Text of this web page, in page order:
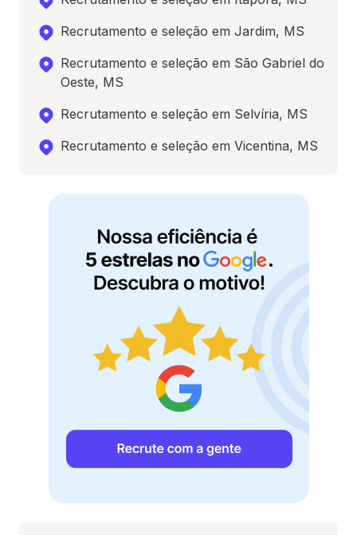
Recrutamento e seleção em Jardim, MS
Recrutamento e seleção em São Gabriel do
Oeste, MS
Recrutamento e seleção em Selvíria, MS
Recrutamento e seleção em Vicentina, MS